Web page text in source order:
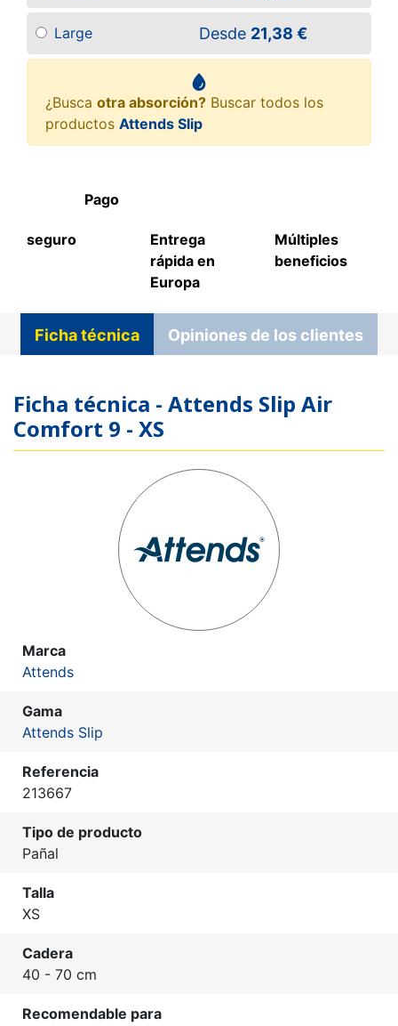
Large Desde 21,38 €
¿Busca otra absorción? Buscar todos los
productos Attends Slip
Pago
seguro
Entrega
rápida en
Europa
Múltiples
beneficios
Ficha técnica Opiniones de los clientes
Ficha técnica - Attends Slip Air
Comfort 9 - XS
Marca
Attends
Gama
Attends Slip
Referencia
213667
Tipo de producto
Pañal
Talla
XS
Cadera
40 - 70 cm
Recomendable para